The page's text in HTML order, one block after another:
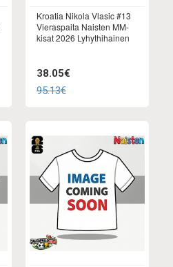
Kroatia Nikola Vlasic #13
Vieraspaita Naisten MM-
kisat 2026 Lyhythihainen
38.05€
95.13€